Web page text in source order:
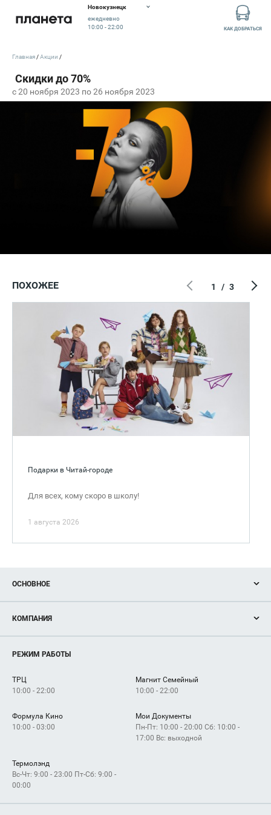
Новокузнецк
ежедневно
10:00 - 22:00
КАК ДОБРАТЬСЯ
c 20 ноября 2023 по 26 ноября 2023
Главная Акции
ПОХОЖЕЕ
Подарки в Читай-городе
Для всех, кому скоро в школу!
1 августа 2026
1 / 3
ОСНОВНОЕ
Новости
Магазины
Услуги
КОМПАНИЯ
Рекламодателям
Как добраться
РЕЖИМ РАБОТЫ
ТРЦ
10:00 - 22:00
Магнит Семейный
10:00 - 22:00
Формула Кино
10:00 - 03:00
Мои Документы
Пн-Пт: 10:00 - 20:00 Сб: 10:00 -
17:00 Вс: выходной
Термолэнд
Вс-Чт: 9:00 - 23:00 Пт-Сб: 9:00 -
00:00